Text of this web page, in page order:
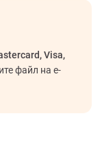
Visa,
файл на e-